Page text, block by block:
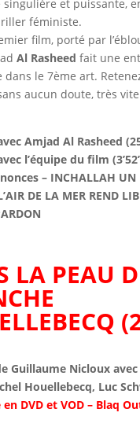
et puissante,
féministe.
film, porté par
Al Rasheed fait une
dans le 7ème art.
aucun doute, très
Amjad Al Rasheed
l’équipe du film
– INCHALLAH UN
DE LA MER REND
LA PEAU
Guillaume Nicloux avec
Houellebecq, Luc
DVD et VOD – Blaq